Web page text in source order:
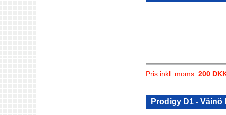
Pris inkl. moms: 200
Prodigy D1 - Väinö